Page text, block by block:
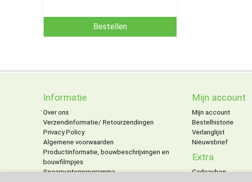
Bestellen
Informatie
Over ons
Verzendinformatie/ Retourzendingen
Privacy Policy
Algemene voorwaarden
Productinformatie, bouwbeschrijvingen en
bouwfilmpjes
Spaarpuntenprogramma
Mijn account
Mijn account
Bestelhistorie
Verlanglijst
Nieuwsbrief
Extra
Cadeaubon